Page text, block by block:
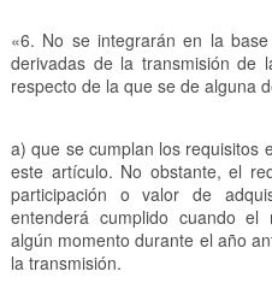
«6. No se integrarán en la
derivadas de la transmisión de
respecto de la que se de alguna
a) que se cumplan los requisitos
este artículo. No obstante, el
participación o valor de
entenderá cumplido cuando
algún momento durante el año
la transmisión.